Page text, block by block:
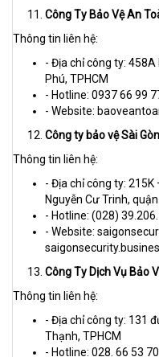
Công Ty Bảo Vệ An
Thông tin liên hệ:
- Địa chỉ công ty: 458A
Phú, TPHCM
- Hotline: 0937 66 99
- Website:
Công ty bảo vệ Sài
Thông tin liên hệ:
- Địa chỉ công ty:
Nguyễn Cư Trinh,
- Hotline: (028)
- Website:
Công Ty Dịch Vụ Bảo
Thông tin liên hệ:
- Địa chỉ công ty: 131
Thạnh, TPHCM
- Hotline: 028. 66 53